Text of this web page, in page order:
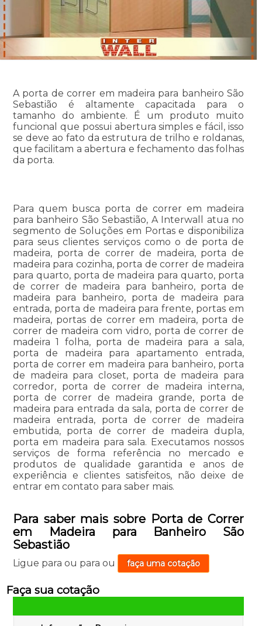
A porta de correr em madeira para banheiro São
Sebastião é altamente capacitada para o
tamanho do ambiente. É um produto muito
funcional que possui abertura simples e fácil, isso
se deve ao fato da estrutura de trilho e roldanas,
que facilitam a abertura e fechamento das folhas
da porta.
Para quem busca porta de correr em madeira
para banheiro São Sebastião, A Interwall atua no
segmento de Soluções em Portas e disponibiliza
para seus clientes serviços como o de porta de
madeira, porta de correr de madeira, porta de
madeira para cozinha, porta de correr de madeira
para quarto, porta de madeira para quarto, porta
de correr de madeira para banheiro, porta de
madeira para banheiro, porta de madeira para
entrada, porta de madeira para frente, portas em
madeira, portas de correr em madeira, porta de
correr de madeira com vidro, porta de correr de
madeira 1 folha, porta de madeira para a sala,
porta de madeira para apartamento entrada,
porta de correr em madeira para banheiro, porta
de madeira para closet, porta de madeira para
corredor, porta de correr de madeira interna,
porta de correr de madeira grande, porta de
madeira para entrada da sala, porta de correr de
madeira entrada, porta de correr de madeira
embutida, porta de correr de madeira dupla,
porta em madeira para sala. Executamos nossos
serviços de forma referência no mercado e
produtos de qualidade garantida e anos de
experiência e clientes satisfeitos, não deixe de
entrar em contato para saber mais.
Para saber mais sobre Porta de Correr
em Madeira para Banheiro São
Sebastião
Ligue para ou para ou faça uma cotação
Faça sua cotação